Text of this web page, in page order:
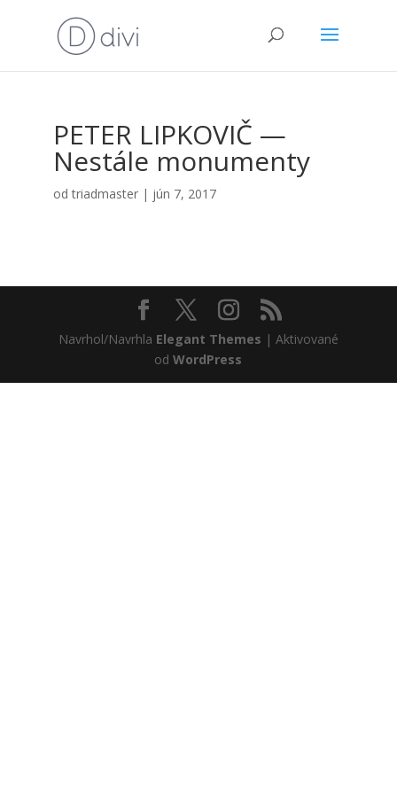
PETER LIPKOVIČ —
Nestá­le monu­men­ty
odtriadmaster| jún 7, 2017
Navrhol/Navrhla Elegant Themes | Aktivované
odWordPress